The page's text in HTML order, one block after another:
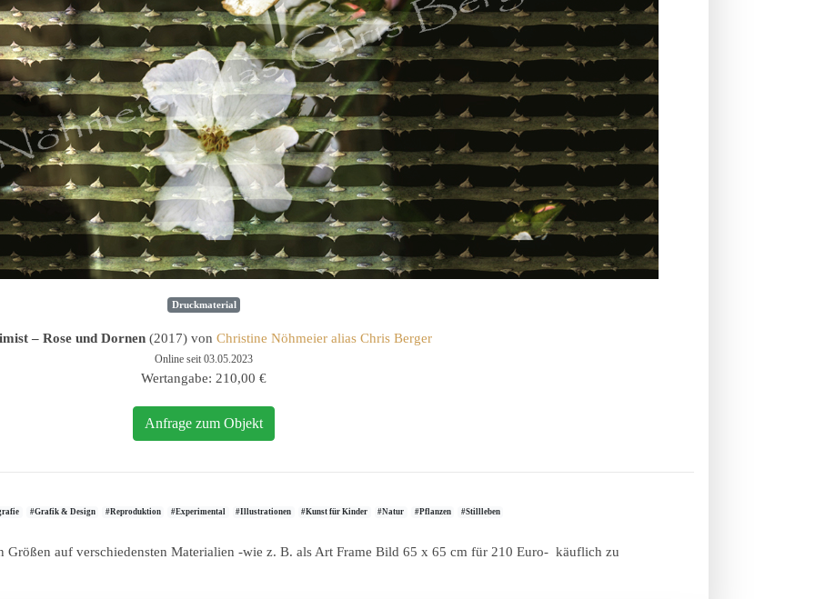
Druckmaterial
– Rose und Dornen(2017) von Christine Nöhmeier alias Chris Berger
Online seit 03.05.2023
Wertangabe: 210,00 €
Anfrage zum Objekt
#Grafik & Design #Reproduktion #Experimental #Illustrationen #Kunst für Kinder #Natur #Pflanzen #Stillleben
auf verschiedensten Materialien -wie z. B. als Art Frame Bild 65 x 65 cm für 210 Euro- käuflich zu